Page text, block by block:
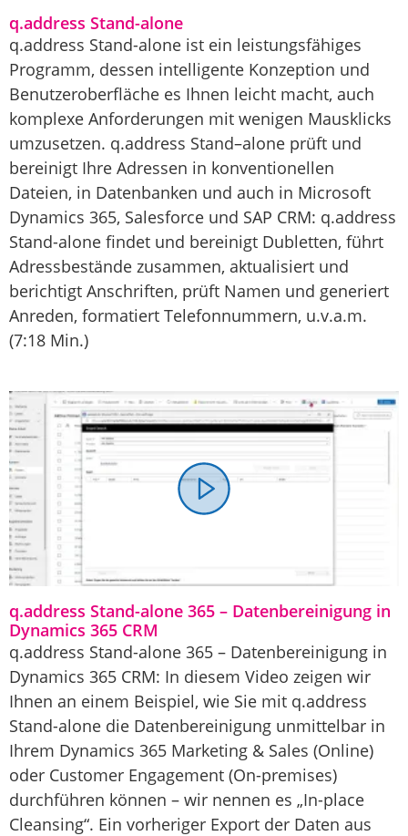
q.address Stand-alone
q.address Stand-alone ist ein leistungsfähiges
Programm, dessen intelligente Konzeption und
Benutzeroberfläche es Ihnen leicht macht, auch
komplexe Anforderungen mit wenigen Mausklicks
umzusetzen. q.address Stand–alone prüft und
bereinigt Ihre Adressen in konventionellen
Dateien, in Datenbanken und auch in Microsoft
Dynamics 365, Salesforce und SAP CRM: q.address
Stand-alone findet und bereinigt Dubletten, führt
Adressbestände zusammen, aktualisiert und
berichtigt Anschriften, prüft Namen und generiert
Anreden, formatiert Telefonnummern, u.v.a.m.
(7:18 Min.)
q.address Stand-alone 365 – Datenbereinigung in
Dynamics 365 CRM
q.address Stand-alone 365 – Datenbereinigung in
Dynamics 365 CRM: In diesem Video zeigen wir
Ihnen an einem Beispiel, wie Sie mit q.address
Stand-alone die Datenbereinigung unmittelbar in
Ihrem Dynamics 365 Marketing & Sales (Online)
oder Customer Engagement (On-premises)
durchführen können – wir nennen es „In-place
Cleansing“. Ein vorheriger Export der Daten aus